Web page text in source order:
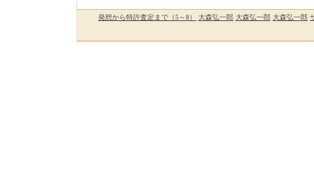
発想から特許査定まで（5～8） 大森弘一郎 大森弘一郎 大森弘一郎